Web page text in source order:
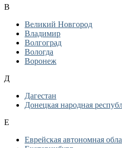
В
Великий Новгород
Владимир
Волгоград
Вологда
Воронеж
Д
Дагестан
Донецкая народная
Е
Еврейская автономная